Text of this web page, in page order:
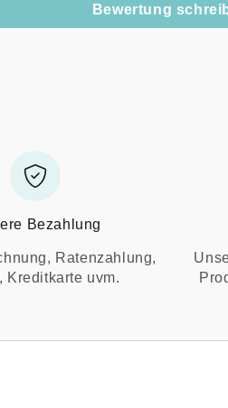
Bewertung
Bezahlung
Ratenzahlung,
Kreditkarte uvm.